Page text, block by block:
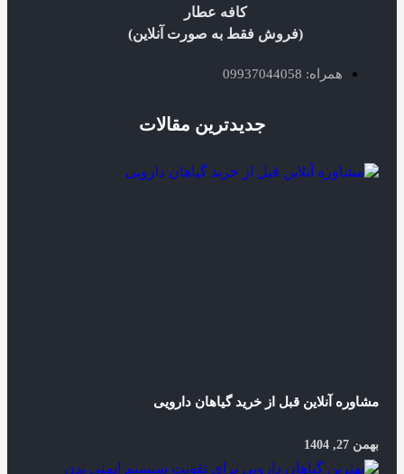
کافه عطار
(فروش فقط به صورت آنلاین)
همراه: 09937044058
جدیدترین مقالات
مشاوره آنلاین قبل از خرید گیاهان دارویی
بهمن 27, 1404